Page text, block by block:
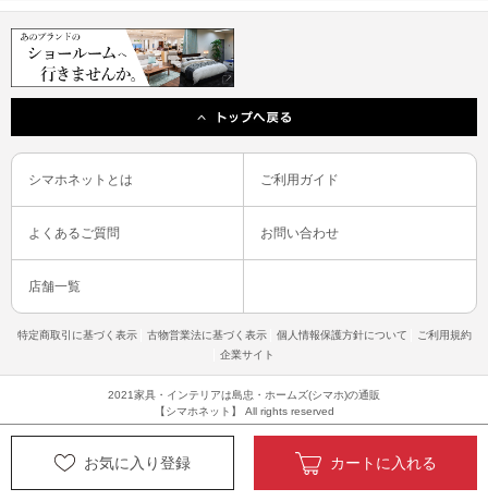
お気に入り登録 カートに入れる
シマホネットとは ご利用ガイド
よくあるご質問 お問い合わせ
店舗一覧
特定商取引に基づく表示 古物営業法に基づく表示 個人情報保護方針について
ご利用規約
企業サイト
2021家具・インテリアは島忠・ホームズ(シマホ)の通販
【シマホネット】 All rights reserved